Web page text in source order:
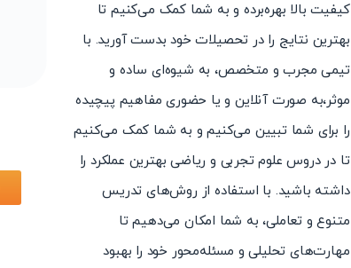
کیفیت بالا بهره‌برده و به شما کمک می‌کنیم تا
بهترین نتایج را در تحصیلات خود بدست آورید. با
تیمی مجرب و متخصص، به شیوه‌ای ساده و
موثر،به صورت آنلاین و یا حضوری مفاهیم پیچیده
را برای شما تبیین می‌کنیم و به شما کمک می‌کنیم
تا در دروس علوم تجربی و ریاضی بهترین عملکرد را
داشته باشید. با استفاده از روش‌های تدریس
متنوع و تعاملی، به شما امکان می‌دهیم تا
مهارت‌های تحلیلی و مسئله‌محور خود را بهبود